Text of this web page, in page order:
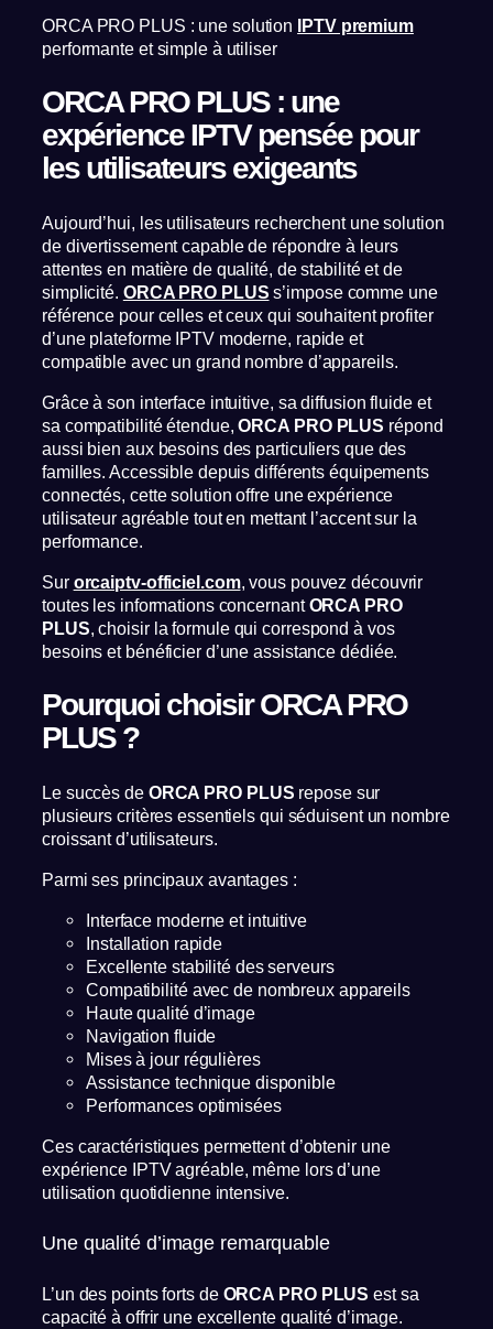
ORCA PRO PLUS : une solution IPTV premium
performante et simple à utiliser
ORCA PRO PLUS : une
expérience IPTV pensée pour
les utilisateurs exigeants
Aujourd’hui, les utilisateurs recherchent une solution
de divertissement capable de répondre à leurs
attentes en matière de qualité, de stabilité et de
simplicité. ORCA PRO PLUS s’impose comme une
référence pour celles et ceux qui souhaitent profiter
d’une plateforme IPTV moderne, rapide et
compatible avec un grand nombre d’appareils.
Grâce à son interface intuitive, sa diffusion fluide et
sa compatibilité étendue,ORCA PRO PLUS répond
aussi bien aux besoins des particuliers que des
familles. Accessible depuis différents équipements
connectés, cette solution offre une expérience
utilisateur agréable tout en mettant l’accent sur la
performance.
Sur orcaiptv-officiel.com, vous pouvez découvrir
toutes les informations concernantORCA PRO
PLUS, choisir la formule qui correspond à vos
besoins et bénéficier d’une assistance dédiée.
Pourquoi choisir ORCA PRO
PLUS ?
Le succès de ORCA PRO PLUS repose sur
plusieurs critères essentiels qui séduisent un nombre
croissant d’utilisateurs.
Parmi ses principaux avantages :
Interface moderne et intuitive
Installation rapide
Excellente stabilité des serveurs
Compatibilité avec de nombreux appareils
Haute qualité d’image
Navigation fluide
Mises à jour régulières
Assistance technique disponible
Performances optimisées
Ces caractéristiques permettent d’obtenir une
expérience IPTV agréable, même lors d’une
utilisation quotidienne intensive.
Une qualité d’image remarquable
L’un des points forts de ORCA PRO PLUS est sa
capacité à offrir une excellente qualité d’image.